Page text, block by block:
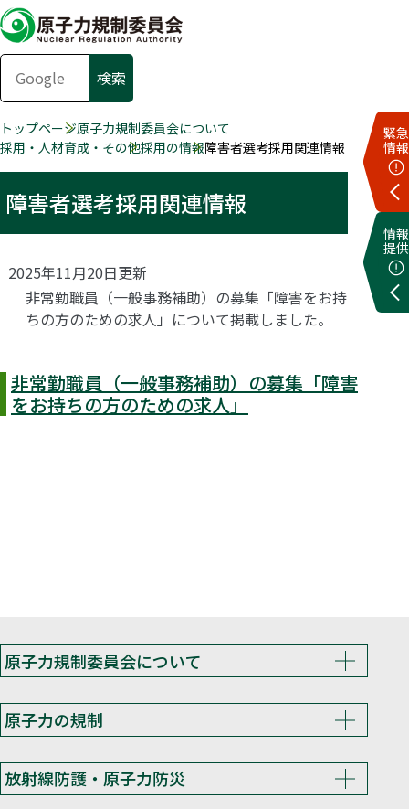
緊急
情報
情報
提供
トップページ原子力規制委員会について
採用・人材育成・その他採用の情報障害者選考採用関連情報
障害者選考採用関連情報
2025年11月20日更新
非常勤職員（一般事務補助）の募集「障害をお持
ちの方のための求人」について掲載しました。
非常勤職員（一般事務補助）の募集「障害
をお持ちの方のための求人」
原子力規制委員会について
原子力の規制
放射線防護・原子力防災